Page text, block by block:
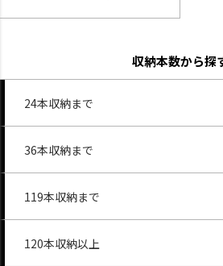
収納本数から探
24本収納まで
36本収納まで
119本収納まで
120本収納以上